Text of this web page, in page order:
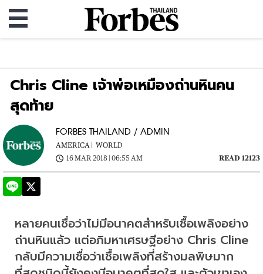
Chris Cline เจ้าพ่อเหมืองถ่านหินคน
สุดท้าย
FORBES THAILAND / ADMIN
AMERICA |
WORLD
16 MAR 2018 | 06:55 AM
READ 12123
หลายคนเชื่อว่าไม่มีอนาคตสำหรับเชื้อเพลิงอย่าง
ถ่านหินแล้ว แต่อภิมหาเศรษฐีอย่าง Chris Cline
กลับมีความเชื่อว่าเชื้อเพลิงที่สร้างมลพิษมาก